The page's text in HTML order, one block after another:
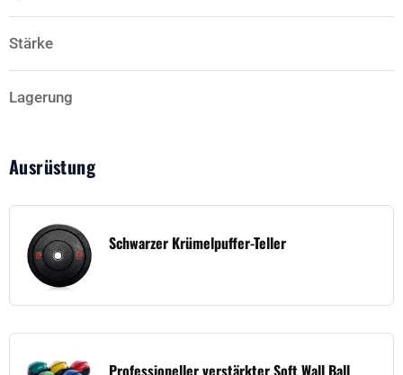
Stärke
Lagerung
Ausrüstung
Schwarzer Krümelpuffer-Teller
Professioneller verstärkter Soft Wall Ball